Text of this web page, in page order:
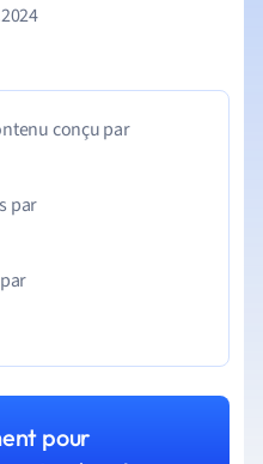
conçu par
par
pour